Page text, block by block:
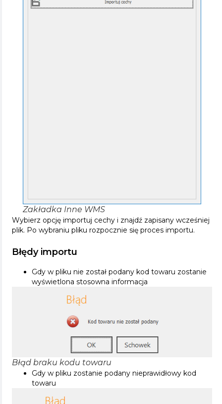
Zakładka Inne WMS
Wybierz opcję importuj cechy i znajdź zapisany wcześniej
plik. Po wybraniu pliku rozpocznie się proces importu.
Błędy importu
Gdy w pliku nie został podany kod towaru zostanie
wyświetlona stosowna informacja
Błąd braku kodu towaru
Gdy w pliku zostanie podany nieprawidłowy kod
towaru